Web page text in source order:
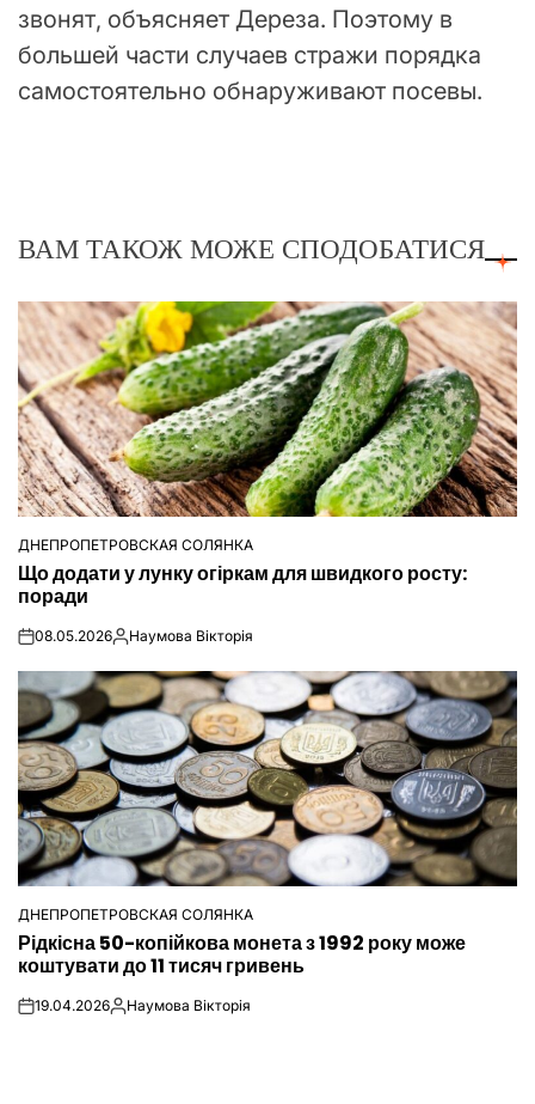
звонят, объясняет Дереза. Поэтому в
большей части случаев стражи порядка
самостоятельно обнаруживают посевы.
ВАМ ТАКОЖ МОЖЕ СПОДОБАТИСЯ
ОПУБЛІКУВАТИ
У
ДНЕПРОПЕТРОВСКАЯ СОЛЯНКА
Що додати у лунку огіркам для швидкого росту:
поради
on08.05.2026Опубліковано
Наумова Вікторія
ОПУБЛІКУВАТИ
У
ДНЕПРОПЕТРОВСКАЯ СОЛЯНКА
Рідкісна 50-копійкова монета з 1992 року може
коштувати до 11 тисяч гривень
on19.04.2026Опубліковано
Наумова Вікторія